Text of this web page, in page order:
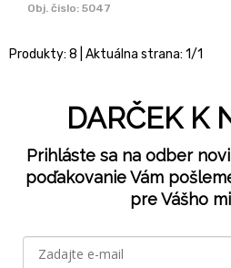
Obj. čislo: 5047
Produkty: 8 | Aktuálna strana: 1/1
DARČEK K
Prihláste sa na odber
poďakovanie Vám
pre Vášho